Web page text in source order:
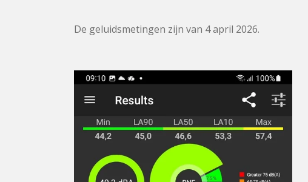
De geluidsmetingen zijn van 4 april 2026.